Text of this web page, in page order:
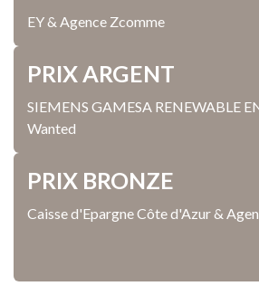
EY & Agence Zcomme
PRIX ARGENT
SIEMENS GAMESA RENEWABLE
Wanted
PRIX BRONZE
Caisse d'Epargne Côte d'Azur &